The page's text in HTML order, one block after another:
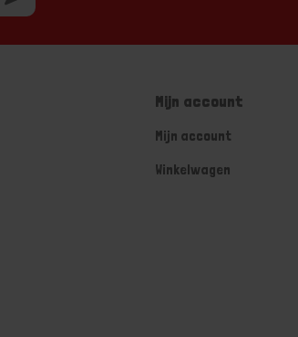
Mijn account
Mijn account
Winkelwagen